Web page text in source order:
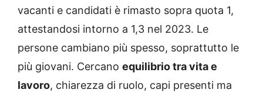
vacanti e candidati è rimasto sopra quota 1,
attestandosi intorno a 1,3 nel 2023. Le
persone cambiano più spesso, soprattutto le
più giovani. Cercano equilibrio tra vita e
lavoro, chiarezza di ruolo, capi presenti ma